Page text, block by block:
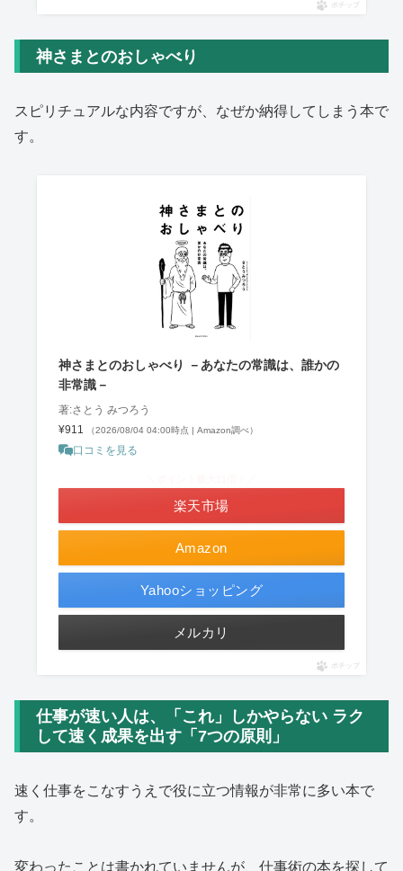
ポチップ
神さまとのおしゃべり
スピリチュアルな内容ですが、なぜか納得してしまう本で
す。
神さまとのおしゃべり －あなたの常識は、誰かの
非常識－
著:さとう みつろう
¥911
（2026/08/04 04:00時点 | Amazon調べ）
口コミを見る
Amazon
楽天市場
Yahooショッピング
メルカリ
ポチップ
仕事が速い人は、「これ」しかやらない ラク
して速く成果を出す「7つの原則」
速く仕事をこなすうえで役に立つ情報が非常に多い本で
す。
変わったことは書かれていませんが、仕事術の本を探して